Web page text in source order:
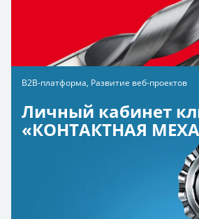
B2B-платформа, Развитие веб-проектов
Личный кабинет
«КОНТАКТНАЯ